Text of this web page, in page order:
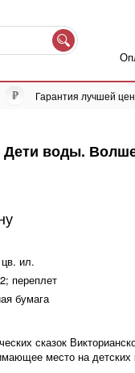
Гарантия лучшей
Дети воды.
ил.
переплет
бумага
сказок
место на